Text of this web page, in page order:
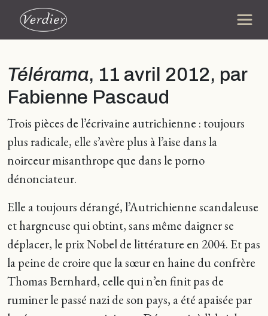
Télérama, 11 avril 2012, par
Fabienne Pascaud
Trois pièces de l’écrivaine autrichienne : toujours
plus radicale, elle s’avère plus à l’aise dans la
noirceur misanthrope que dans le porno
dénonciateur.
Elle a toujours dérangé, l’Autrichienne scandaleuse
et hargneuse qui obtint, sans même daigner se
déplacer, le prix Nobel de littérature en 2004. Et pas
la peine de croire que la sœur en haine du confrère
Thomas Bernhard, celle qui n’en finit pas de
ruminer le passé nazi de son pays, a été apaisée par